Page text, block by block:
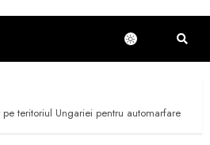
teritoriul Ungariei pentru automarfare